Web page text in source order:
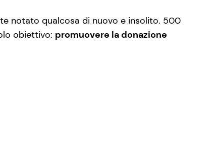
notato qualcosa di nuovo e insolito. 500
obiettivo: promuovere la donazione